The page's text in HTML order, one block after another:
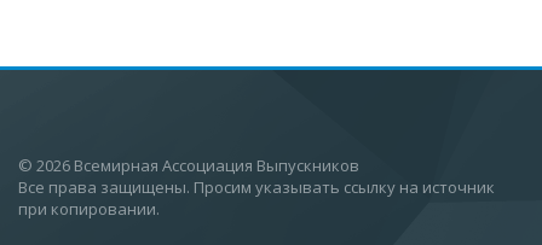
© 2026 Всемирная Ассоциация Выпускников
Все права защищены. Просим указывать ссылку на источник
при копировании.